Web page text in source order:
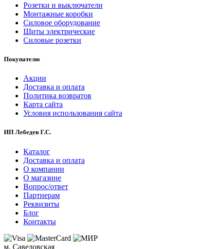
Розетки и выключатели
Монтажные коробки
Силовое оборудование
Щиты электрические
Силовые розетки
Покупателю
Акции
Доставка и оплата
Политика возвратов
Карта сайта
Условия использования сайта
ИП Лебедев Г.С.
Каталог
Доставка и оплата
О компании
О магазине
Вопрос/ответ
Партнерам
Реквизиты
Блог
Контакты
м. Савеловская